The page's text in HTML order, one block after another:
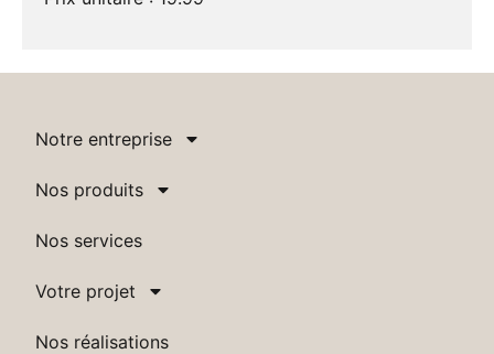
Notre entreprise
Nos produits
Nos services
Votre projet
Nos réalisations